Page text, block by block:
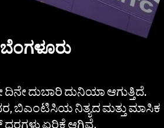
ದುಬಾರಿ ದುನಿಯಾ ಆಗುತ್ತಿದೆ.
ಬಿಎಂಟಿಸಿಯ ನಿತ್ಯದ ಮತ್ತು ಮಾಸಿಕ